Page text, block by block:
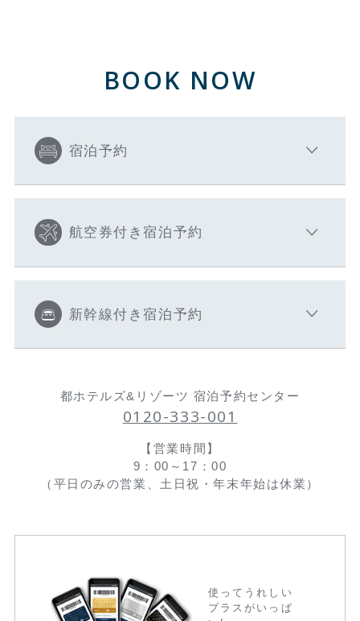
BOOK NOW
宿泊予約
航空券付き宿泊予約
新幹線付き宿泊予約
都ホテルズ&リゾーツ 宿泊予約センター
0120-333-001
【営業時間】
9：00～17：00
（平日のみの営業、土日祝・年末年始は休業）
使ってうれしい
プラスがいっぱ